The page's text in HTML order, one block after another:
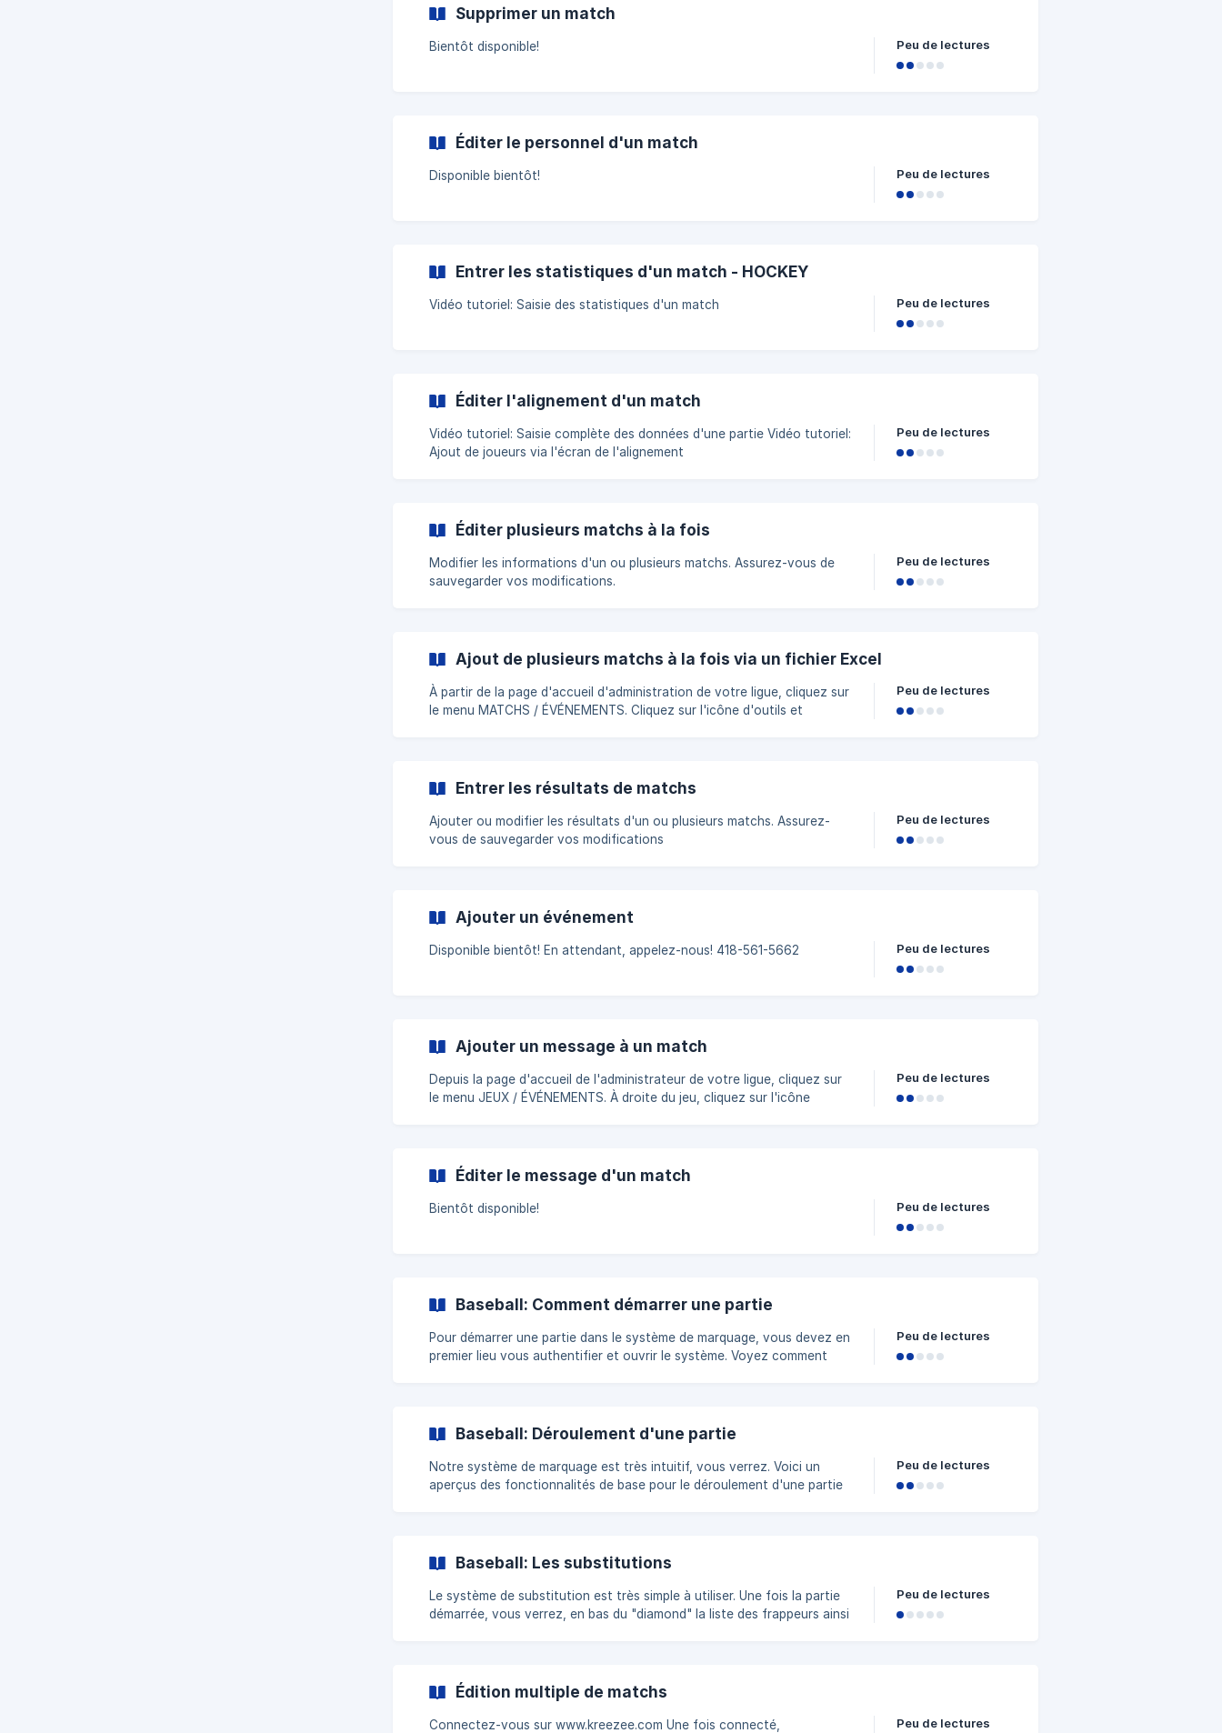
fenêtre qui vous permettra de faire vos modifications. Pour vous aider,
vous pouvez utiliser les filtres disponibles. ![]
(https://storage.crisp.chat/users/helpdesk/website/ad5
Supprimer un match
Bientôt disponible! Peu de lectures
Éditer le personnel d'un match
Disponible bientôt! Peu de lectures
Entrer les statistiques d'un match - HOCKEY
Vidéo tutoriel: Saisie des statistiques d'un match Peu de lectures
Éditer l'alignement d'un match
Vidéo tutoriel: Saisie complète des données d'une partie Vidéo tutoriel:
Ajout de joueurs via l'écran de l'alignement
Peu de lectures
Éditer plusieurs matchs à la fois
Modifier les informations d'un ou plusieurs matchs. Assurez-vous de
sauvegarder vos modifications.
Peu de lectures
Ajout de plusieurs matchs à la fois via un fichier Excel
À partir de la page d'accueil d'administration de votre ligue, cliquez sur
le menu MATCHS / ÉVÉNEMENTS. Cliquez sur l'icône d'outils et
et endroits de la même manière que dans l'admin de Kr
Peu de lectures
Entrer les résultats de matchs
Ajouter ou modifier les résultats d'un ou plusieurs matchs. Assurez-
vous de sauvegarder vos modifications
Peu de lectures
Ajouter un événement
Disponible bientôt! En attendant, appelez-nous! 418-561-5662 Peu de lectures
Ajouter un message à un match
Depuis la page d'accueil de l'administrateur de votre ligue, cliquez sur
le menu JEUX / ÉVÉNEMENTS. À droite du jeu, cliquez sur l'icône
Peu de lectures
Éditer le message d'un match
Bientôt disponible! Peu de lectures
Baseball: Comment démarrer une partie
Pour démarrer une partie dans le système de marquage, vous devez en
premier lieu vous authentifier et ouvrir le système. Voyez comment
les cases puis de sélectionner leur positionnemen
Peu de lectures
Baseball: Déroulement d'une partie
Notre système de marquage est très intuitif, vous verrez. Voici un
aperçus des fonctionnalités de base pour le déroulement d'une partie
"diamond": Il est maintenant temps d'ajouter
Peu de lectures
Baseball: Les substitutions
Le système de substitution est très simple à utiliser. Une fois la partie
démarrée, vous verrez, en bas du "diamond" la liste des frappeurs ainsi
Peu de lectures
Édition multiple de matchs
Connectez-vous sur www.kreezee.com Une fois connecté, Peu de lectures